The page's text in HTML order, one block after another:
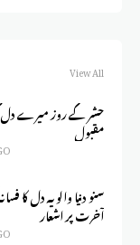
View All
حشر کے روز میرے دل
مقبول
سنو دنیا والو یہ دل کا
آخرت پر اشعار